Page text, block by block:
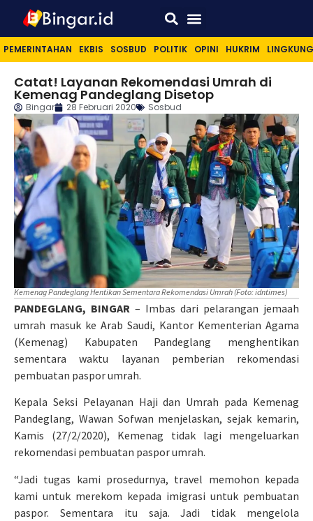
PEMERINTAHAN EKBIS SOSBUD POLITIK OPINI HUKRIM
Catat! Layanan Rekomendasi Umrah di
Kemenag Pandeglang Disetop
Bingar 28 Februari 2020 Sosbud
Kemenag Pandeglang Hentikan Sementara Rekomendasi Umrah (Foto: idntimes)
PANDEGLANG, BINGAR – Imbas dari pelarangan jemaah
umrah masuk ke Arab Saudi, Kantor Kementerian Agama
(Kemenag) Kabupaten Pandeglang menghentikan
sementara waktu layanan pemberian rekomendasi
pembuatan paspor umrah.
Kepala Seksi Pelayanan Haji dan Umrah pada Kemenag
Pandeglang, Wawan Sofwan menjelaskan, sejak kemarin,
Kamis (27/2/2020), Kemenag tidak lagi mengeluarkan
rekomendasi pembuatan paspor umrah.
“Jadi tugas kami prosedurnya, travel memohon kepada
kami untuk merekom kepada imigrasi untuk pembuatan
paspor. Sementara itu saja. Jadi tidak mengelola